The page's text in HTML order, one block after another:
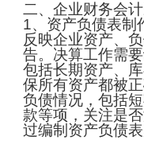
二、企业财务会
1、资产负债表制
反映企业资产、
告。决算工作需
包括长期资产、
保所有资产都被
负债情况，包括
款等项，关注是
过编制资产负债